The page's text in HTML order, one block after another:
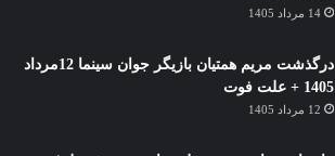
14 مرداد 1405
درگذشت مریم همتیان بازیگر جوان سینما 12مرداد
1405 + علت فوت
12 مرداد 1405